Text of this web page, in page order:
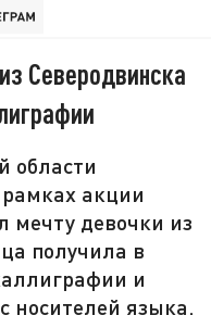
Северодвинска
области
акции
девочки из
получила в
и
носителей языка.